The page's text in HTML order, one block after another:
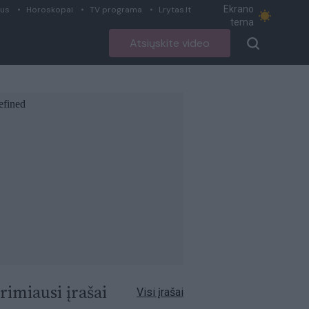
Horoskopai TV programa Lrytas.lt
Ekrano
tema
Atsiųskite video
įrašai Visi įrašai